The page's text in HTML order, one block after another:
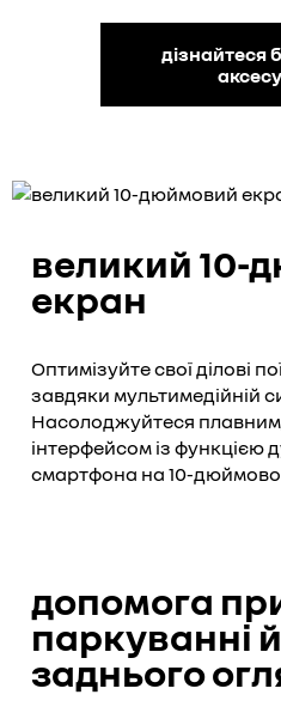
дізнайтеся
великий 10-
екран
Оптимізуйте свої ділові
завдяки мультимедійній
Насолоджуйтеся плавним,
інтерфейсом із функцією
смартфона на 10-
допомога
паркуванні
заднього